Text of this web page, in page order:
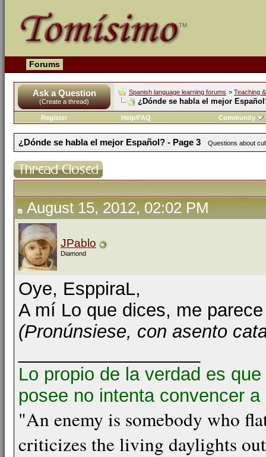
Forums
Ask a Question
(Create a thread)
Spanish language learning forums > Teaching
¿Dónde se habla el mejor
Register Help/FAQ Community
¿Dónde se habla el mejor Español? - Page 3 Questions about
August 15, 2012, 02:02 PM
JPablo
Diamond
Oye, EsppiraL,
A mí Lo que dices, me
(Pronúnsiese, con asento
Lo propio de la verdad es
posee no intenta convencer a
"An enemy is somebody who
criticizes the living daylights